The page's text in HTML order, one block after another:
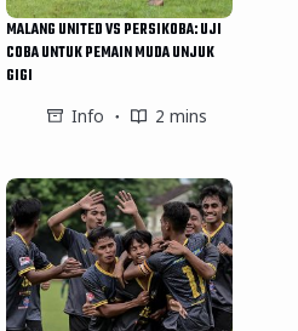
MALANG UNITED VS PERSIKOBA: UJI
COBA UNTUK PEMAIN MUDA UNJUK
GIGI
Info
2 mins